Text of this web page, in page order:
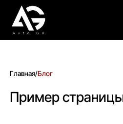
Главная/Блог
Пример